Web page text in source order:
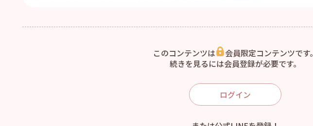
このコンテンツは
会員限定コンテンツです。
続きを見るには会員登録が必要です。
ログイン